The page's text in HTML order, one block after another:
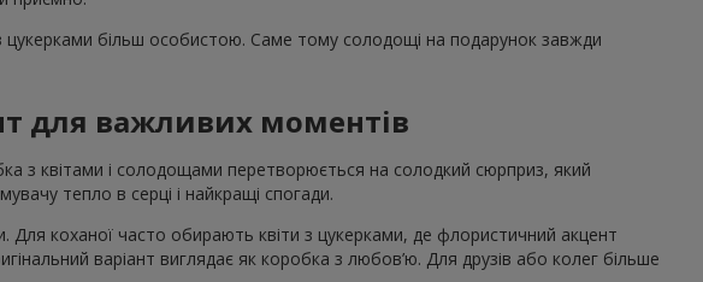
більш особистою. Саме тому солодощі на подарунок завжди
для важливих моментів
з квітами і солодощами перетворюється на солодкий сюрприз, який
тепло в серці і найкращі спогади.
коханої часто обирають квіти з цукерками, де флористичний акцент
варіант виглядає як коробка з любов’ю. Для друзів або колег більше